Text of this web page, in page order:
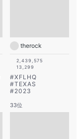
therock
2,439,575
13,299
#XFLHQ
#TEXAS
#2023
33位